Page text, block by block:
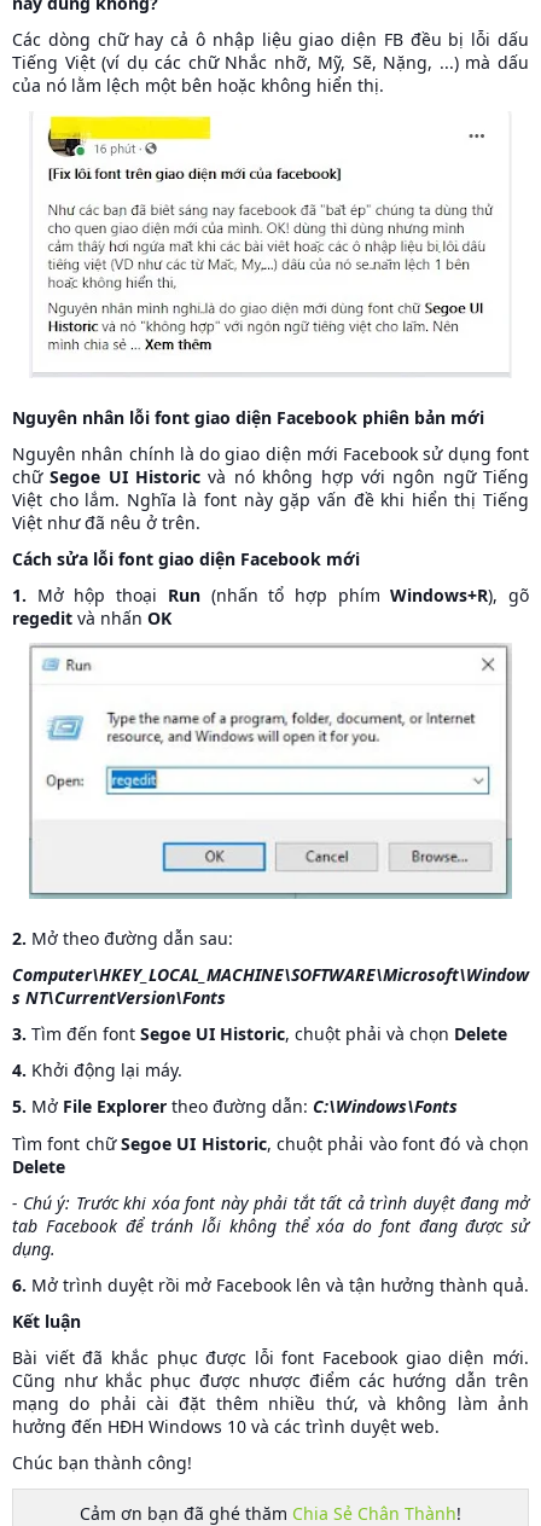
Các dòng chữ hay cả ô nhập liệu giao diện FB đều bị lỗi dấu
Tiếng Việt (ví dụ các chữ Nhắc nhỡ, Mỹ, Sẽ, Nặng, ...) mà dấu
của nó lằm lệch một bên hoặc không hiển thị.
Nguyên nhân lỗi font giao diện Facebook phiên bản mới
Nguyên nhân chính là do giao diện mới Facebook sử dụng font
chữSegoe UI Historic và nó không hợp với ngôn ngữ Tiếng
Việt cho lắm. Nghĩa là font này gặp vấn đề khi hiển thị Tiếng
Việt như đã nêu ở trên.
Cách sửa lỗi font giao diện Facebook mới
1. Mở hộp thoại Run(nhấn tổ hợp phímWindows+R), gõ
regedit và nhấn OK
2. Mở theo đường dẫn sau:
Computer\HKEY_LOCAL_MACHINE\SOFTWARE\Microsoft\Window
s NT\CurrentVersion\Fonts
3. Tìm đến font Segoe UI Historic, chuột phải và chọn Delete
4. Khởi động lại máy.
5. Mở File Explorer theo đường dẫn: C:\Windows\Fonts
Tìm font chữSegoe UI Historic, chuột phải vào font đó và chọn
Delete
- Chú ý: Trước khi xóa font này phải tắt tất cả trình duyệt đang mở
tab Facebook để tránh lỗi không thể xóa do font đang được sử
dụng.
6. Mở trình duyệt rồi mở Facebook lên và tận hưởng thành quả.
Kết luận
Bài viết đã khắc phục được lỗi font Facebook giao diện mới.
Cũng như khắc phục được nhược điểm các hướng dẫn trên
mạng do phải cài đặt thêm nhiều thứ, và không làm ảnh
hưởng đến HĐH Windows 10 và các trình duyệt web.
Chúc bạn thành công!
Cảm ơn bạn đã ghé thăm Chia Sẻ Chân Thành!